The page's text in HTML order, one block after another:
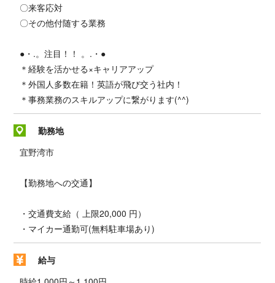
〇来客応対
〇その他付随する業務
●・.。注目！！ 。.・●
＊経験を活かせる×キャリアアップ
＊外国人多数在籍！英語が飛び交う社内！
＊事務業務のスキルアップに繋がります(^^)
勤務地
宜野湾市
【勤務地への交通】
・交通費支給（ 上限20,000 円）
・マイカー通勤可(無料駐車場あり)
給与